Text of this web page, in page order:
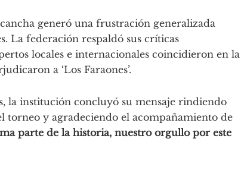
generó una frustración generalizada
La federación respaldó sus críticas
locales e internacionales coincidieron en la
a ‘Los Faraones’.
la institución concluyó su mensaje rindiendo
torneo y agradeciendo el acompañamiento de
parte de la historia, nuestro orgullo por este